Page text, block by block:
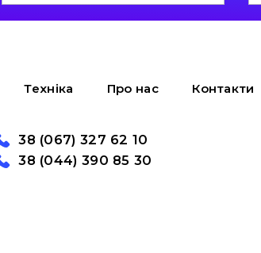
Техніка Про нас Контакти
38 (067) 327 62 10
38 (044) 390 85 30